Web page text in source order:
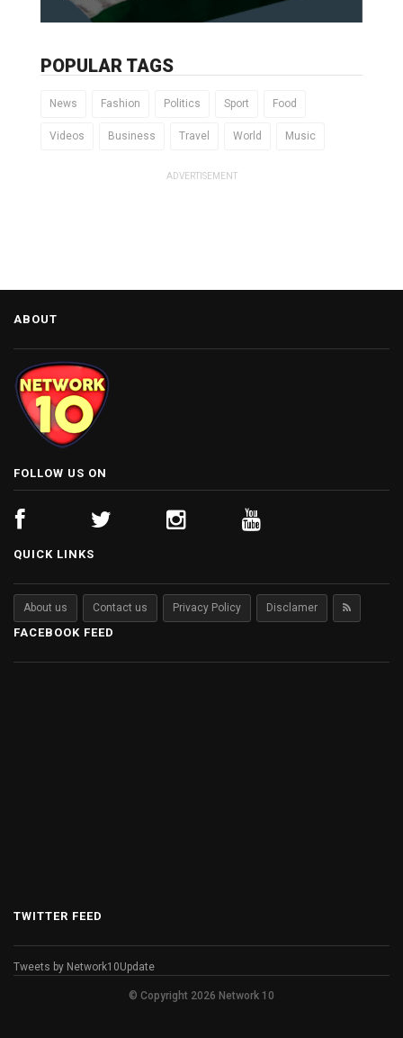
POPULAR TAGS
News Fashion Politics Sport Food
Videos Business Travel World Music
ADVERTISEMENT
ABOUT
FOLLOW US ON
QUICK LINKS
About us Contact us Privacy Policy Disclamer
FACEBOOK FEED
TWITTER FEED
Tweets by Network10Update
© Copyright 2026 Network 10